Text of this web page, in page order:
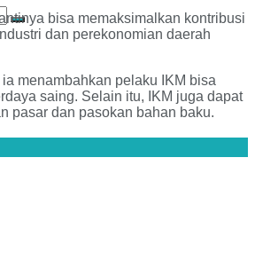
bisa memaksimalkan kontribusi
dan perekonomian daerah
menambahkan pelaku IKM bisa
saing. Selain itu, IKM juga dapat
pasar dan pasokan bahan baku.